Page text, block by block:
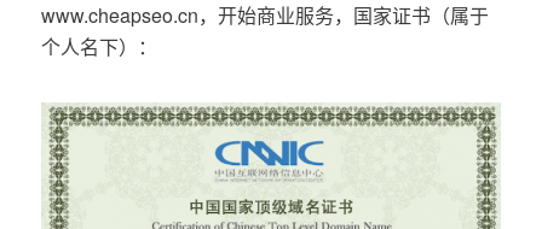
www.cheapseo.cn，开始商业服务，国家证书（属于
个人名下）：